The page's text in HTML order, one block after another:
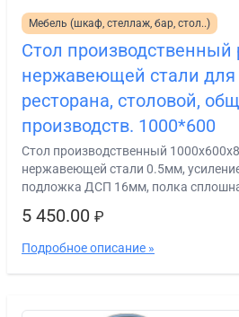
Мебель (шкаф, стеллаж, бар, стол..)
Стол
нержавеющей стали для
ресторана, столовой,
производств. 1000*600
Стол производственный
нержавеющей стали 0.5мм,
подложка ДСП 16мм, полка
5 450.00 ₽
Подробное описание »